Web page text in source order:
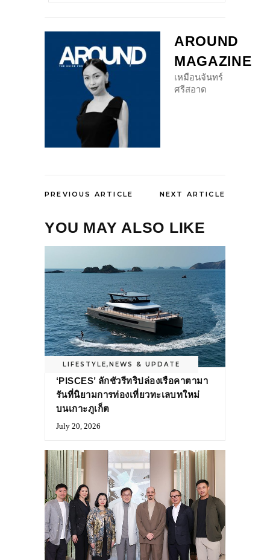
AROUND
MAGAZINE
เหมือนจันทร์
ศรีสอาด
PREVIOUS ARTICLE NEXT ARTICLE
YOU MAY ALSO LIKE
LIFESTYLE,NEWS & UPDATE
‘PISCES’ ลักชัวรีทริปล่องเรือคาตามา
รันที่นิยามการท่องเที่ยวทะเลบทใหม่
บนเกาะภูเก็ต
July 20, 2026